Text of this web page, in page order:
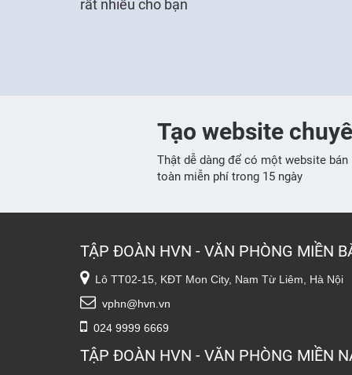
rất nhiều cho bạn
Tạo website
Thật dễ dàng để có một website
toàn miễn phí trong 15 ngày
TẬP ĐOÀN HVN - VĂN PHÒNG MIỀN
Lô TT02-15, KĐT Mon City, Nam Từ Liêm, Hà Nội
vphn@hvn.vn
024 9999 6669
TẬP ĐOÀN HVN - VĂN PHÒNG MIỀN